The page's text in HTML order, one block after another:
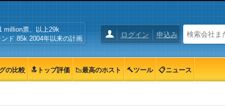
ログイン 申込み
million票、以上29k
ド 85k 2004年以来の計画
の比較 🔝トップ評価 📉最高のホスト 🔨ツール 📋ニュース